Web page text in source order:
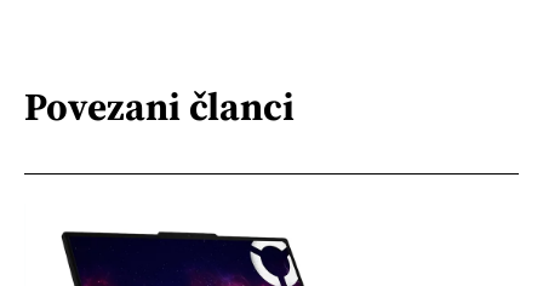
Povezani članci